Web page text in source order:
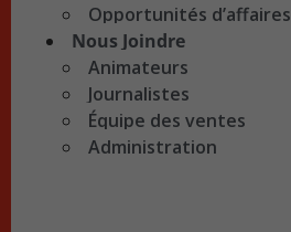
Opportunités d’affaires
Nous Joindre
Animateurs
Journalistes
Équipe des ventes
Administration